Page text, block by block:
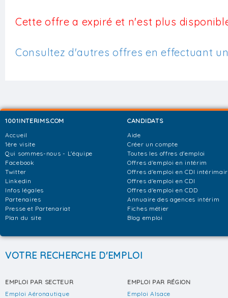
Cette offre a expiré et n'est plus
Consultez d'autres offres en effectuant
1001INTERIMS.COM
Accueil
1ère visite
Qui sommes-nous - L'équipe
Facebook
Twitter
Linkedin
Infos légales
Partenaires
Presse et Partenariat
Plan du site
CANDIDATS
Aide
Créer un compte
Toutes les offres d'emploi
Offres d'emploi en intérim
Offres d'emploi en CDI
Offres d'emploi en CDI
Offres d'emploi en CDD
Annuaire des agences intérim
Fiches métier
Blog emploi
VOTRE RECHERCHE D'EMPLOI
EMPLOI PAR SECTEUR
Emploi Aéronautique
EMPLOI PAR RÉGION
Emploi Alsace